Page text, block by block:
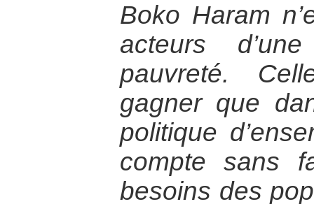
Boko Haram
acteurs
pauvreté.
gagner que
politique
compte sans
besoins des